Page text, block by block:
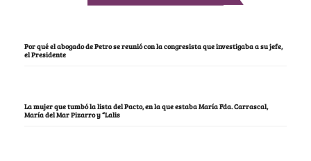
Por qué el abogado de Petro se reunió con la congresista que investigaba a su jefe,
el Presidente
La mujer que tumbó la lista del Pacto, en la que estaba María Fda. Carrascal,
María del Mar Pizarro y “Lalis